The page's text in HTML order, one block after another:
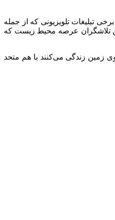
تبلیغات تلویزیونی که از جمله
تلاشگران عرصه محیط زیست که
زمین زندگی می‌کنند با هم متحد